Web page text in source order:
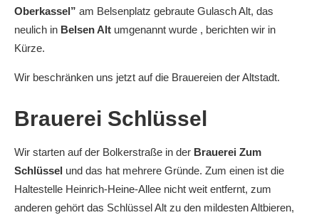
Oberkassel” am Belsenplatz gebraute Gulasch Alt, das
neulich in Belsen Alt umgenannt wurde , berichten wir in
Kürze.
Wir beschränken uns jetzt auf die Brauereien der Altstadt.
Brauerei Schlüssel
Wir starten auf der Bolkerstraße in der Brauerei Zum
Schlüssel und das hat mehrere Gründe. Zum einen ist die
Haltestelle Heinrich-Heine-Allee nicht weit entfernt, zum
anderen gehört das Schlüssel Alt zu den mildesten Altbieren,